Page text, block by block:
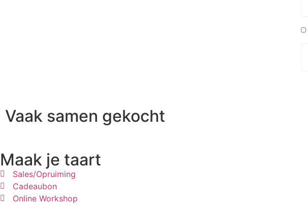
Vaak samen gekocht
Maak je taart
Sales/Opruiming
Cadeaubon
Online Workshop